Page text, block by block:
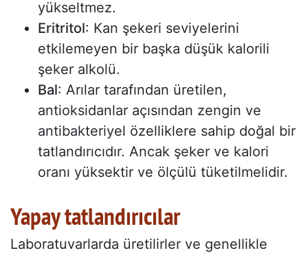
yükseltmez.
Eritritol: Kan şekeri seviyelerini
etkilemeyen bir başka düşük kalorili
şeker alkolü.
Bal: Arılar tarafından üretilen,
antioksidanlar açısından zengin ve
antibakteriyel özelliklere sahip doğal bir
tatlandırıcıdır. Ancak şeker ve kalori
oranı yüksektir ve ölçülü tüketilmelidir.
Yapay tatlandırıcılar
Laboratuvarlarda üretilirler ve genellikle